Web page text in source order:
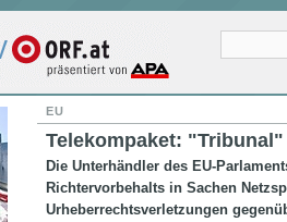
Telekompaket:
EU
Die Unterhändler des EU-
Richtervorbehalts in Sachen
Urheberrechtsverletzungen